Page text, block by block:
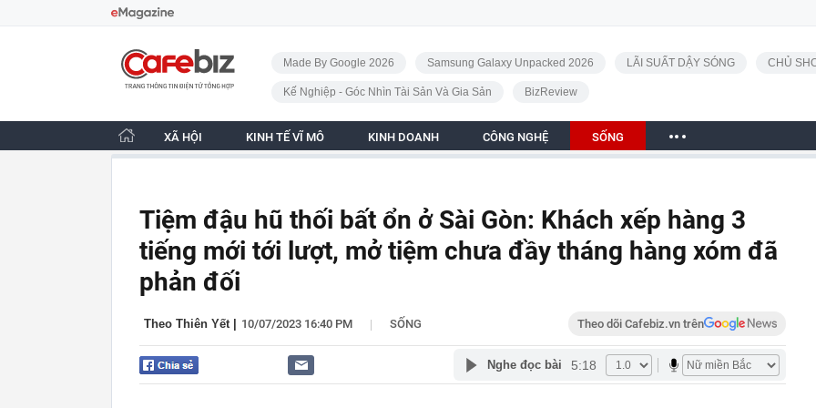
CafeBiz - Trang chủ
Made By Google 2026 Samsung Galaxy Unpacked 2026 LÃI SUẤT DẬY SÓNG CHỦ
Kế Nghiệp - Góc Nhìn Tài Sản Và Gia Sản BizReview
XÃ HỘI KINH TẾ VĨ MÔ KINH DOANH CÔNG NGHỆ SỐNG
Tiệm đậu hũ thối bất ổn ở Sài Gòn: Khách xếp hàng 3
tiếng mới tới lượt, mở tiệm chưa đầy tháng hàng xóm đã
phản đối
Theo Thiên Yết 10/07/2023 16:40 PM | SỐNG Theo dõi Cafebiz.vn trên
Nghe đọc bài 5:18